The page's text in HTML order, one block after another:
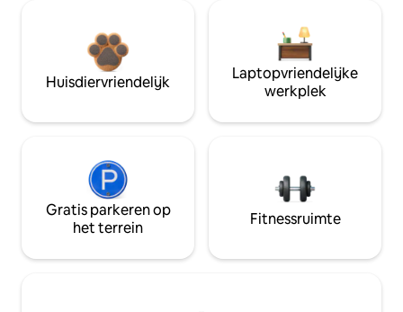
Huisdiervriendelijk
Laptopvriendelijke
werkplek
Gratis parkeren op
het terrein
Fitnessruimte